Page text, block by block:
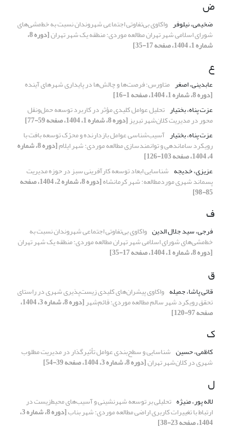
ض
ضخیمی، نیلوفر واکاوی بی‌تفاوتی اجتماعی شهروندان نسبت به خط‌مشی‌های
شورای اسلامی شهر تهران مطالعه موردی: منطقه یک شهر تهران [دوره 8،
شماره 1، 1404، صفحه 17-35]
ع
عابدینی، اصغر متاورس؛ فرصت‌ها و چالش‌ها در پایداری شهرهای آینده
[دوره 8، شماره 1، 1404، صفحه 1-16]
عزت پناه، بختیار تحلیل عوامل کلیدی مؤثر در کاربرد توسعه حمل‌ونقل
محور در مدیریت کلان‌شهر تبریز[دوره 8، شماره 1، 1404، صفحه 59-77]
عزت پناه، بختیار آسیب‌شناسی عوامل بازدارنده و محرّک توسعه بافت با
رویکرد ساماندهی و توانمندسازی مطالعه موردی: شهر ایلام [دوره 8، شماره
4، 1404، صفحه 103-126]
عزیزی، خدیجه شناسایی ابعاد توسعه کارآفرینی سبز در حوزه مدیریت
پسماند شهری موردمطالعه: شهر کرمانشاه [دوره 8، شماره 2، 1404، صفحه
85-98]
ف
فرجی، سید جلال الدین واکاوی بی‌تفاوتی اجتماعی شهروندان نسبت به
خط‌مشی‌های شورای اسلامی شهر تهران مطالعه موردی: منطقه یک شهر تهران
[دوره 8، شماره 1، 1404، صفحه 17-35]
ق
قائی پاشا، جمیله واکاوی پیشران‌های کلیدی زیست‌پذیری شهری در راستای
تحقق رویکرد شهر سالم مطالعه موردی: قائم‌شهر [دوره 8، شماره 3، 1404،
صفحه 97-120]
ک
کاظمی، حسین شناسایی و سطح‌بندی عوامل تأثیرگذار در مدیریت مطلوب
شهری در کلان‌شهر تهران[دوره 8، شماره 3، 1404، صفحه 39-54]
ل
لاله پور، منیژه تحلیلی بر توسعه شهرنشینی و آسیب‌های محیط‌زیست در
ارتباط با تغییرات کاربری اراضی مطالعه موردی: شهر بناب [دوره 8، شماره 3،
1404، صفحه 23-38]